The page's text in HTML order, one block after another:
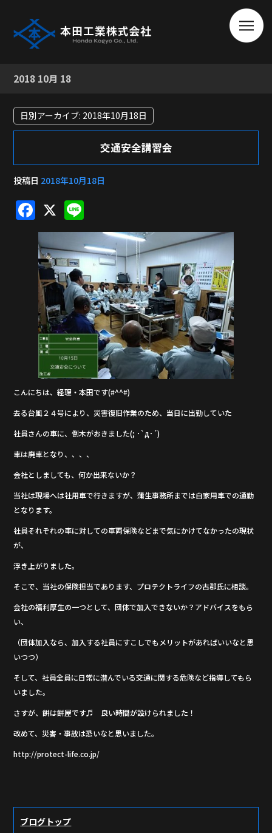
2018 10月 18
日別アーカイブ: 2018年10月18日
交通安全講習会
投稿日 2018年10月18日
F
a
c
e
b
o
o
k
X
n
e
こんにちは、経理・本田です(#^^#)
去る台風２４号により、災害復旧作業のため、当日に出勤していた
社員さんの車に、倒木がおきました(; ･`д･´)
車は廃車となり、、、、
会社としましても、何か出来ないか？
当社は現場へは社用車で行きますが、蒲生事務所までは自家用車での通勤
となります。
社員それぞれの車に対しての車両保険などまで気にかけてなかったの現状
が、
浮き上がりました。
そこで、当社の保険担当であります、プロテクトライフの古郡氏に相談。
会社の福利厚生の一つとして、団体で加入できないか？アドバイスをもら
い、
（団体加入なら、加入する社員にすこしでもメリットがあればいいなと思
いつつ）
そして、社員全員に日常に潜んでいる交通に関する危険など指導してもら
いました。
さすが、餅は餅屋です♬ 良い時間が設けられました！
改めて、災害・事故は恐いなと思いました。
http://protect-life.co.jp/
ブログトップ